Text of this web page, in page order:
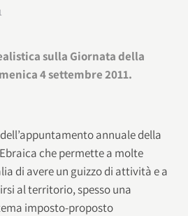
sulla Giornata della
4 settembre 2011.
annuale della
che permette a molte
di avere un guizzo di attività e a
al territorio, spesso una
imposto-proposto